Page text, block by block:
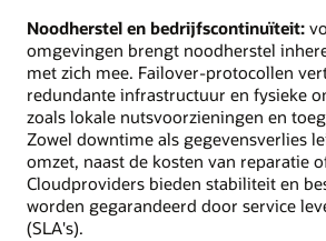
Noodherstel en bedrijfscontinuïteit:
omgevingen brengt noodherstel
met zich mee. Failover-protocollen
redundante infrastructuur en fysieke
zoals lokale nutsvoorzieningen en
Zowel downtime als gegevensverlies
omzet, naast de kosten van reparatie
Cloudproviders bieden stabiliteit en
worden gegarandeerd door service
(SLA's).